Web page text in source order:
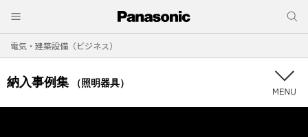
電気・建築設備（ビジネス）
納入事例集 （照明器具）